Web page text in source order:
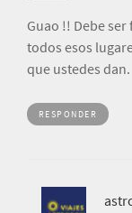
Guao !! Debe
todos esos
que ustedes dan.
RESPONDER